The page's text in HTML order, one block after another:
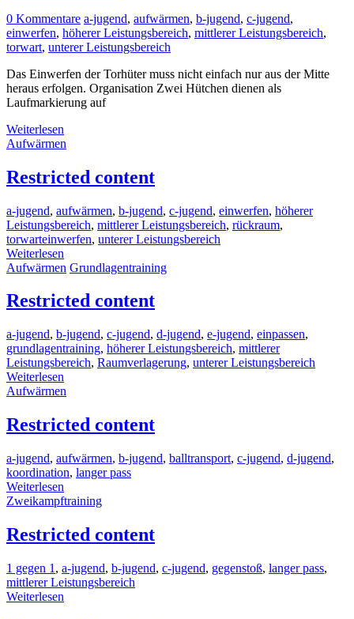
0 Kommentare a-jugend, aufwärmen, b-jugend, c-jugend,
einwerfen, höherer Leistungsbereich, mittlerer Leistungsbereich,
torwart, unterer Leistungsbereich
Das Einwerfen der Torhüter muss nicht einfach nur aus der Mitte
heraus erfolgen. Organisation Zwei Hütchen dienen als
Laufmarkierung auf
Weiterlesen
Aufwärmen
Restricted content
a-jugend, aufwärmen, b-jugend, c-jugend, einwerfen, höherer
Leistungsbereich, mittlerer Leistungsbereich, rückraum,
torwarteinwerfen, unterer Leistungsbereich
Weiterlesen
Aufwärmen Grundlagentraining
Restricted content
a-jugend, b-jugend, c-jugend, d-jugend, e-jugend, einpassen,
grundlagentraining, höherer Leistungsbereich, mittlerer
Leistungsbereich, Raumverlagerung, unterer Leistungsbereich
Weiterlesen
Aufwärmen
Restricted content
a-jugend, aufwärmen, b-jugend, balltransport, c-jugend, d-jugend,
koordination, langer pass
Weiterlesen
Zweikampftraining
Restricted content
1 gegen 1 , a-jugend, b-jugend, c-jugend, gegenstoß, langer pass,
mittlerer Leistungsbereich
Weiterlesen